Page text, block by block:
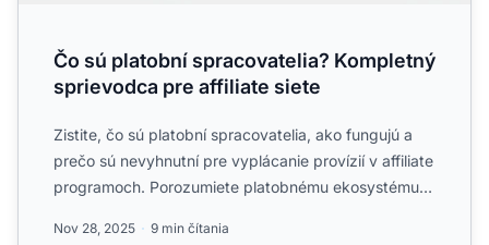
Čo sú platobní spracovatelia? Kompletný
sprievodca pre affiliate siete
Zistite, čo sú platobní spracovatelia, ako fungujú a
prečo sú nevyhnutní pre vyplácanie provízií v affiliate
programoch. Porozumiete platobnému ekosystému a
Nov 28, 2025 9 min čítania